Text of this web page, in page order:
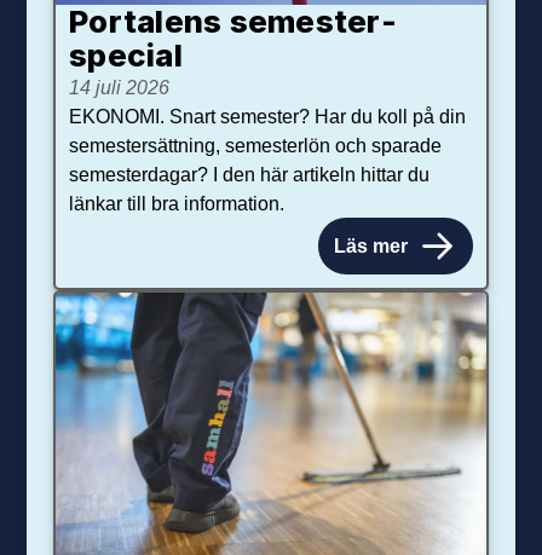
Portalens semester­
special
14 juli 2026
EKONOMI. Snart semester? Har du koll på din
semestersättning, semesterlön och sparade
semesterdagar? I den här artikeln hittar du
länkar till bra information.
Läs mer